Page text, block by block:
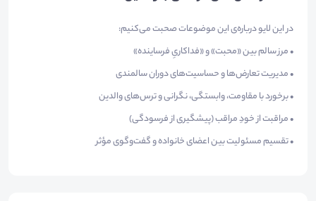
در این لایو درباره‌ی این موضوعات صحبت می‌کنیم:
• مرز سالم بین «محبت» و «فداکاریِ فرساینده»
• مدیریت تعارض‌ها و حساسیت‌های دوران سالمندی
• برخورد با مقاومت، وابستگی، نگرانی و ترس‌های والدین
• مراقبت از خودِ مراقب (پیشگیری از فرسودگی)
• تقسیم مسئولیت بین اعضای خانواده و گفت‌وگوی مؤثر